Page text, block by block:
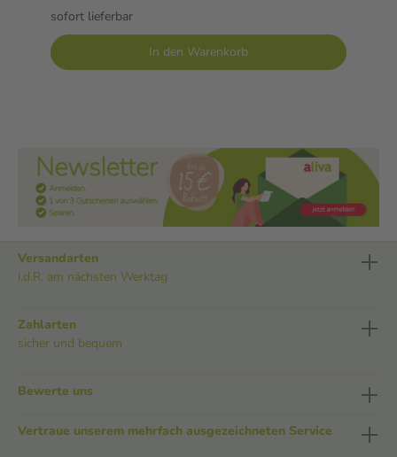
sofort lieferbar
In den Warenkorb
Versandarten
i.d.R. am nächsten Werktag
Zahlarten
sicher und bequem
Bewerte uns
Vertraue unserem mehrfach ausgezeichneten Service